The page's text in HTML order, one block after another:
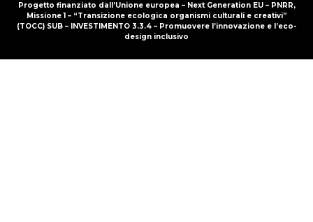
Progetto finanziato dall’Unione europea – Next Generation EU – PNRR,
Missione 1 – “Transizione ecologica organismi culturali e creativi”
(TOCC) SUB – INVESTIMENTO 3.3.4 – Promuovere l’innovazione e l’eco-
design inclusivo